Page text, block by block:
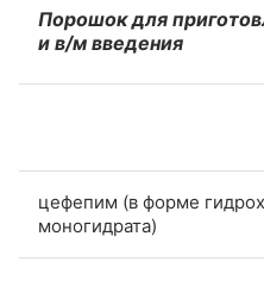
Порошок для
и в/м введения
цефепим (в форме
моногидрата)